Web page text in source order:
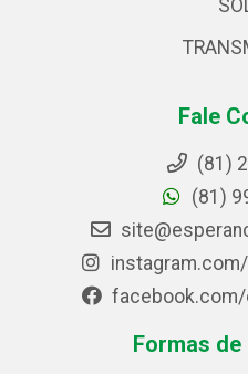
Fale
(81)
(81)
Formas